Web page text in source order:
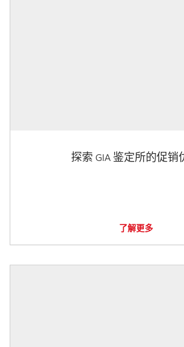
探索 GIA 鉴定所的促销
了解更多